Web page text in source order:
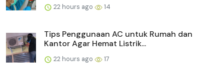
22 hours ago 14
Tips Penggunaan AC untuk Rumah dan
Kantor Agar Hemat Listrik...
22 hours ago 17